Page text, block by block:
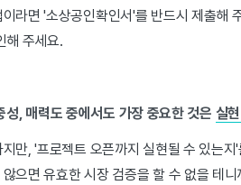
라면 '소상공인확인서'를 반드시 제출해
해 주세요.
, 매력도 중에서도 가장 중요한 것은 실
만, '프로젝트 오픈까지 실현될 수 있는
으면 유효한 시장 검증을 할 수 없을 테니